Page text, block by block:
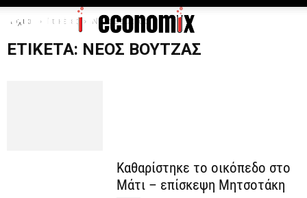
Αρχική Ετικέτες Νέος Βουτζάς
ΕΤΙΚΈΤΑ: ΝΈΟΣ ΒΟΥΤΖΆΣ
Καθαρίστηκε το οικόπεδο στο
Μάτι – επίσκεψη Μητσοτάκη